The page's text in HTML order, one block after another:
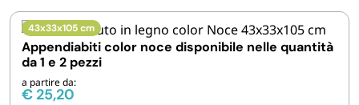
FORNITURE SETTORE HO.RE.CA
BIODEGRADABILE
43x33x105 cm
Appendiabiti color noce disponibile nelle quantità
da 1 e 2 pezzi
a partire da:
€ 25,20